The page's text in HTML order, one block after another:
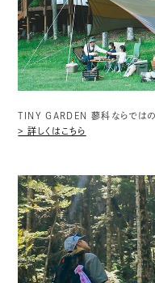
TINY GARDEN 蓼科ならではの
> 詳しくはこちら